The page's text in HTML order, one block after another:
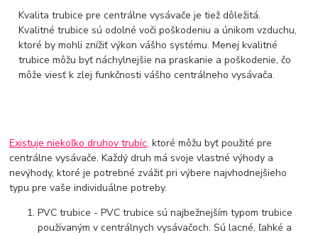
Kvalita trubice pre centrálne vysávače je tiež dôležitá.
Kvalitné trubice sú odolné voči poškodeniu a únikom vzduchu,
ktoré by mohli znížiť výkon vášho systému. Menej kvalitné
trubice môžu byť náchylnejšie na praskanie a poškodenie, čo
môže viesť k zlej funkčnosti vášho centrálneho vysávača.
Existuje niekoľko druhov trubíc, ktoré môžu byť použité pre
centrálne vysávače. Každý druh má svoje vlastné výhody a
nevýhody, ktoré je potrebné zvážiť pri výbere najvhodnejšieho
typu pre vaše individuálne potreby.
PVC trubice - PVC trubice sú najbežnejším typom trubice
používaným v centrálnych vysávačoch. Sú lacné, ľahké a